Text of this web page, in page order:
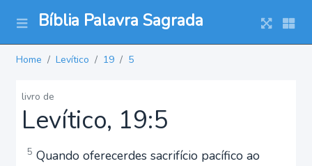
Bíblia Palavra Sagrada
Home Levítico 19 5
livro de
Levítico, 19:5
5 Quando oferecerdes sacrifício pacífico ao